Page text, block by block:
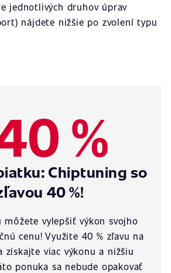
jednotlivých druhov úprav
nájdete nižšie po zvolení typu
%
Chiptuning so
40 %!
môžete vylepšiť výkon svojho
cenu! Využite 40 % zľavu na
získajte viac výkonu a nižšiu
ponuka sa nebude opakovať